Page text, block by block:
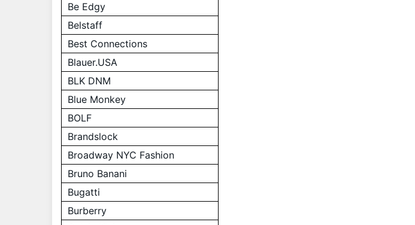
Be Edgy
Belstaff
Best Connections
Blauer.USA
BLK DNM
Blue Monkey
BOLF
Brandslock
Broadway NYC Fashion
Bruno Banani
Bugatti
Burberry